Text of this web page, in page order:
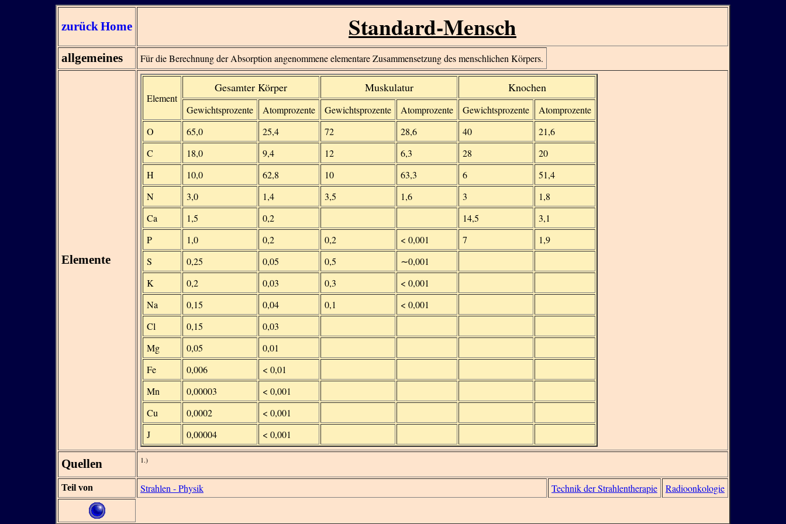
zurückHome Standard-Mensch
allgemeines Für die Berechnung der Absorption angenommene elementare Zusammensetzung des menschlichen Körpers.
Elemente
Element
Gesamter Körper Muskulatur Knochen
Gewichtsprozente Atomprozente Gewichtsprozente Atomprozente Gewichtsprozente
Atomprozente
O
65,0 25,4 72 28,6 40
21,6
C
18,0 9,4 12 6,3 28
20
H
10,0 62,8 10 63,3 6
51,4
N
3,0 1,4 3,5 1,6 3
1,8
Ca
1,5 0,2 14,5
3,1
P
1,0 0,2 0,2 < 0,001 7
1,9
S
0,25 0,05 0,5
∼0,001
K
0,2 0,03 0,3
< 0,001
Na
0,15 0,04 0,1
< 0,001
Cl
0,15
0,03
Mg
0,05
0,01
Fe
0,006
< 0,01
Mn
0,00003
< 0,001
Cu
0,0002
< 0,001
J
0,00004 < 0,001
Quellen 1.)
Teil von Strahlen - Physik Technik der Strahlentherapie Radioonkologie